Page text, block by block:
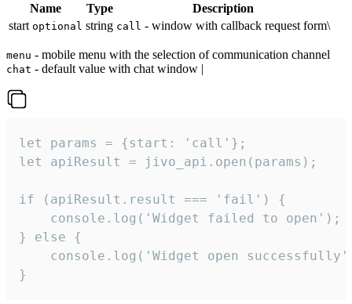
Name Type
Description
start optional string call - window with callback request form\
menu - mobile menu with the selection of communication channel
chat - default value with chat window |
let params = {start: 'call'};
let apiResult = jivo_api.open(params);
if (apiResult.result === 'fail') {
    console.log('Widget failed to open');
} else {
console.log('Widget open
}